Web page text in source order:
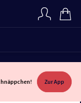
Zur App